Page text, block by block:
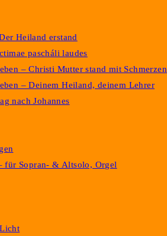
Heiland erstand
pascháli laudes
– Christi Mutter stand mit Schmerzen
– Deinem Heiland, deinem Lehrer
nach Johannes
für Sopran- & Altsolo, Orgel